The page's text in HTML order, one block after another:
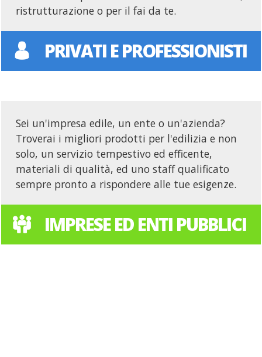
ristrutturazione o per il fai da te.
PRIVATI E PROFESSIONISTI
Sei un'impresa edile, un ente o un'azienda?
Troverai i migliori prodotti per l'edilizia e non
solo, un servizio tempestivo ed efficente,
materiali di qualità, ed uno staff qualificato
sempre pronto a rispondere alle tue esigenze.
IMPRESE ED ENTI PUBBLICI